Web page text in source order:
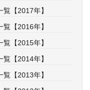
【2017年】
【2016年】
【2015年】
【2014年】
【2013年】